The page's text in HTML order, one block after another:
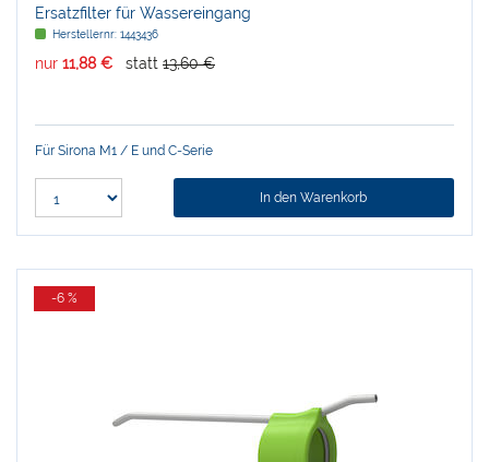
Ersatzfilter für Wassereingang
Herstellernr: 1443436
nur 11,88 € statt 13,60 €
Für Sirona M1 / E und C-Serie
In den Warenkorb
-6 %